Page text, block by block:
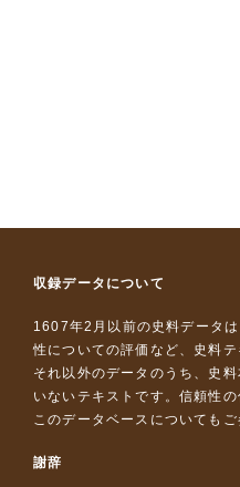
収録データについて
1607年2月以前の史料データは
性についての評価など、史料
それ以外のデータのうち、史
いないテキストです。信頼性
このデータベースについて もご
謝辞